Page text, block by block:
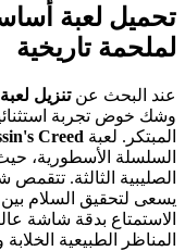
تحميل لعبة
لملحمة تاريخية
عند البحث عنتنزيل لعبة Assassin's Creed للكمبيوتر
وشك خوض تجربة
المبتكر. لعبة Creed
السلسلة الأسطورية،
الصليبية الثالثة.
يسعى لتحقيق السلام بين
الاستمتاع بدقة شاشة
المناظر الطبيعية